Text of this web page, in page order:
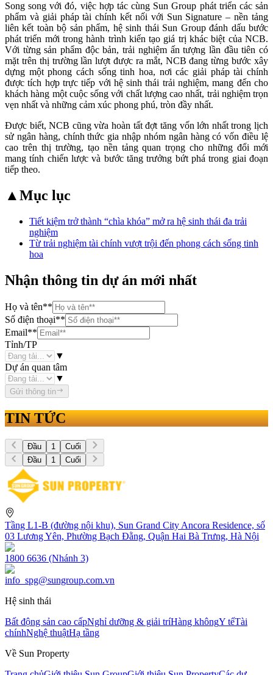
Song song với đó, việc hợp tác cùng Sun Group phát triển các sản
phẩm và giải pháp tài chính kết nối với Sun Signature – nền tảng
liên kết toàn bộ sản phẩm, hệ sinh thái Sun Group đánh dấu bước
phát triển mới trong hành trình kiến tạo giá trị khác biệt của NCB.
Với từng sản phẩm độc bản, trải nghiệm ấn tượng lần đầu tiên có
mặt trên thị trường lần lượt được ra mắt, NCB đang từng bước xây
dựng một phong cách sống tinh hoa, nơi các giải pháp tài chính
được tích hợp trực tiếp với hệ sinh thái trải nghiệm, mang đến cho
khách hàng một cuộc sống với chất lượng cao nhất, trải nghiệm trọn
vẹn nhất và những cảm xúc phong phú, tròn đầy nhất.
Được biết, NCB cũng vừa hoàn tất đợt tăng vốn lớn nhất trong lịch
sử ngân hàng, chính thức gia nhập nhóm ngân hàng có vốn điều lệ
cao trên thị trường, tạo nền tảng quan trọng cho những đổi mới
mang tính chiến lược và bước tăng trưởng bứt phá trong giai đoạn
tiếp theo.
▲Mục lục
Tiết kiệm trở thành “chìa khóa” mở ra hệ sinh thái đa trải
nghiệm
Từ trải nghiệm tài chính vượt trội đến phong cách sống tinh
hoa
Nhận thông tin dự án mới nhất
Họ và tên**
Số điện thoại**
Email**
Tỉnh/TP
▼
Dự án quan tâm
▼
Gửi thông tin
TIN TỨC
Đầu 1
Cuối
Đầu
1 Cuối
Tầng L1-B (đường nội khu), Sun Grand City Ancora Residence, số
03 Lương Yên, Phường Bạch Đằng, Quận Hai Bà Trưng, Hà Nội
1800 6636 (Nhánh 3)
info_spg@sungroup.com.vn
Hệ sinh thái
Bất động sản cao cấpNghỉ dưỡng & giải tríHàng khôngY tếTài
chínhNghệ thuậtHạ tầng
Về Sun Property